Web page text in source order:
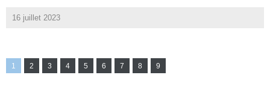
16 juillet 2023
1 2 3 4 5 6 7 8 9